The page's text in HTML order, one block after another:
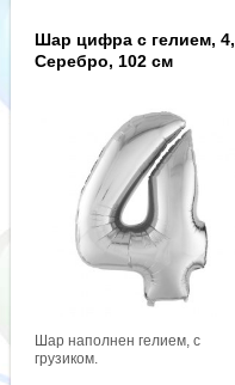
Шар цифра с гелием, 4,
Серебро, 102 см
Шар наполнен гелием, с
грузиком.